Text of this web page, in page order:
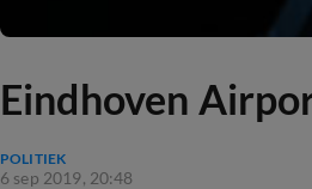
Eindhoven
POLITIEK
6 sep 2019, 20:48